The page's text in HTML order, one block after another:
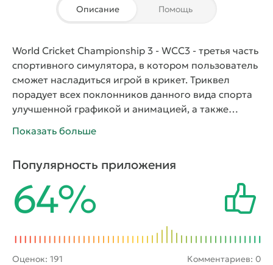
Описание Помощь
World Cricket Championship 3 - WCC3 - третья часть
спортивного симулятора, в котором пользователь
сможет насладиться игрой в крикет. Триквел
порадует всех поклонников данного вида спорта
улучшенной графикой и анимацией, а также
повышающими реализм и зрелищность матчей.
равнодушными наличию нескольких видов
игровых режимов, начиная от управления
определенной командой и заканчивая карьерой
отдельного спортсмена. Порадует геймеров и
озвучка матчей от профессиональных
комментаторов, популярных в среде крикета.
Показать больше
Популярность приложения
64%
Оценок: 191 Комментариев: 0